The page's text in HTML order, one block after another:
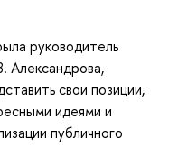
руководитель
Александрова,
свои позиции,
идеями и
публичного